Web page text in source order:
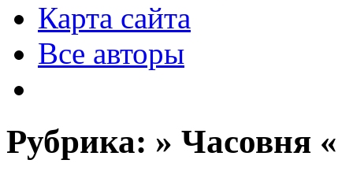
Карта сайта
Все авторы
Рубрика: » Часовня «